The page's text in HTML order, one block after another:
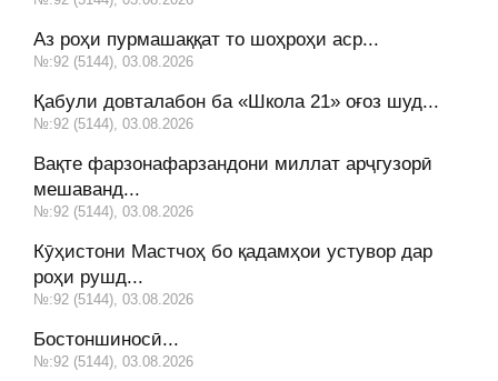
Аз роҳи пурмашаққат то шоҳроҳи аср...
№:92 (5144), 03.08.2026
Қабули довталабон ба «Школа 21» оғоз шуд...
№:92 (5144), 03.08.2026
Вақте фарзонафарзандони миллат арҷгузорӣ
мешаванд...
№:92 (5144), 03.08.2026
Кӯҳистони Мастчоҳ бо қадамҳои устувор дар
роҳи рушд...
№:92 (5144), 03.08.2026
Бостоншиносӣ...
№:92 (5144), 03.08.2026